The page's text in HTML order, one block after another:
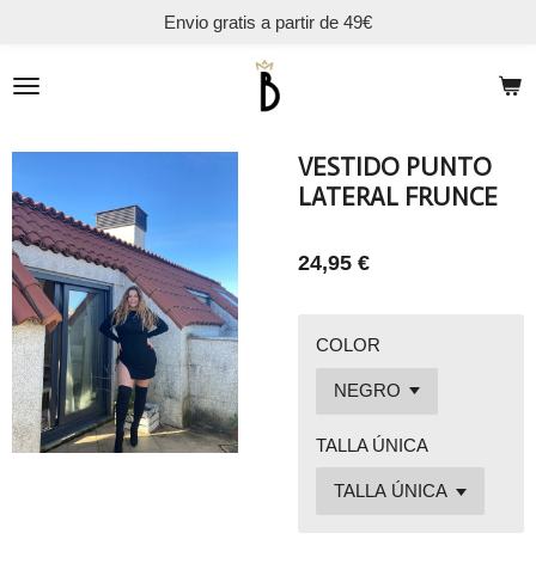
contenido
Envio gratis a partir de 49€
VESTIDO PUNTO
LATERAL FRUNCE
24,95 €
COLOR
TALLA ÚNICA